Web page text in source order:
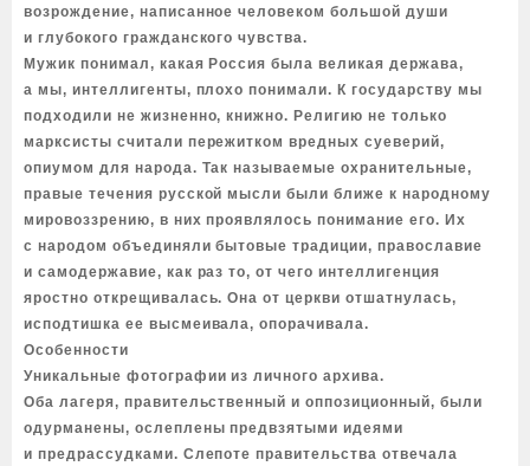
возрождение, написанное человеком большой души
и глубокого гражданского чувства.
Мужик понимал, какая Россия была великая держава,
а мы, интеллигенты, плохо понимали. К государству мы
подходили не жизненно, книжно. Религию не только
марксисты считали пережитком вредных суеверий,
опиумом для народа. Так называемые охранительные,
правые течения русской мысли были ближе к народному
мировоззрению, в них проявлялось понимание его. Их
с народом объединяли бытовые традиции, православие
и самодержавие, как раз то, от чего интеллигенция
яростно открещивалась. Она от церкви отшатнулась,
исподтишка ее высмеивала, опорачивала.
Особенности
Уникальные фотографии из личного архива.
Оба лагеря, правительственный и оппозиционный, были
одурманены, ослеплены предвзятыми идеями
и предрассудками. Слепоте правительства отвечала